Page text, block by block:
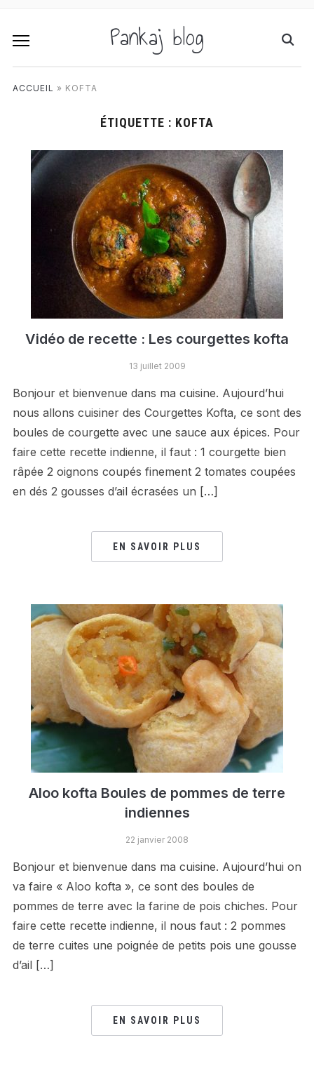
Pankaj blog
ACCUEIL » KOFTA
ÉTIQUETTE : KOFTA
Vidéo de recette : Les courgettes kofta
13 juillet 2009
Bonjour et bienvenue dans ma cuisine. Aujourd’hui
nous allons cuisiner des Courgettes Kofta, ce sont des
boules de courgette avec une sauce aux épices. Pour
faire cette recette indienne, il faut : 1 courgette bien
râpée 2 oignons coupés finement 2 tomates coupées
en dés 2 gousses d’ail écrasées un […]
EN SAVOIR PLUS
Aloo kofta Boules de pommes de terre
indiennes
22 janvier 2008
Bonjour et bienvenue dans ma cuisine. Aujourd’hui on
va faire « Aloo kofta », ce sont des boules de
pommes de terre avec la farine de pois chiches. Pour
faire cette recette indienne, il nous faut : 2 pommes
de terre cuites une poignée de petits pois une gousse
d’ail […]
EN SAVOIR PLUS